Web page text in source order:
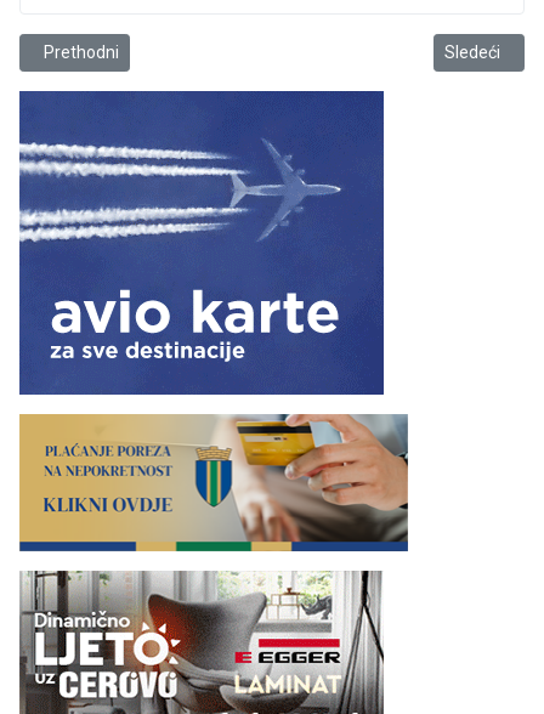
Prethodni članak: Asocijacije turskih biznismena i investitora na
Prethodni Sledeći
Sledeći